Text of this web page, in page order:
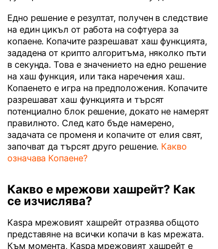
Едно решение е резултат, получен в следствие
на един цикъл от работа на софтуера за
копаене. Копачите разрешават хаш функцията,
зададена от крипто алгоритъма, няколко пъти
в секунда. Това е значението на едно решение
на хаш функция, или така наречения хаш.
Копаенето е игра на предположения. Копачите
разрешават хаш функцията и търсят
потенциално блок решение, докато не намерят
правилното. След като бъде намерено,
задачата се променя и копачите от елия свят,
започват да търсят друго решение. Какво
означава Копаене?
Какво е мрежови хашрейт? Как
се изчислява?
Kaspa мрежовият хашрейт отразява общото
представяне на всички копачи в kas мрежата.
Към момента, Kaspa мрежовият хашрейт е